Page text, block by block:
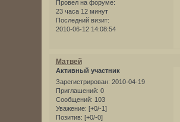
Провел на форуме:
23 часа 12 минут
Последний визит:
2010-06-12 14:08:54
Матвей
Активный участник
Зарегистрирован: 2010-04-19
Приглашений: 0
Сообщений: 103
Уважение: [+0/-1]
Позитив: [+0/-0]